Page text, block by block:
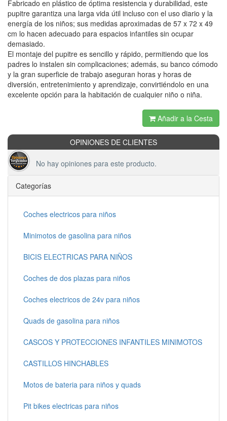
Fabricado en plástico de óptima resistencia y durabilidad, este
pupitre garantiza una larga vida útil incluso con el uso diario y la
energía de los niños; sus medidas aproximadas de 57 x 72 x 49
cm lo hacen adecuado para espacios infantiles sin ocupar
demasiado.
El montaje del pupitre es sencillo y rápido, permitiendo que los
padres lo instalen sin complicaciones; además, su banco cómodo
y la gran superficie de trabajo aseguran horas y horas de
diversión, entretenimiento y aprendizaje, convirtiéndolo en una
excelente opción para la habitación de cualquier niño o niña.
Añadir a la Cesta
OPINIONES DE CLIENTES
No hay opiniones para este producto.
Categorías
Coches electricos para niños
Minimotos de gasolina para niños
BICIS ELECTRICAS PARA NIÑOS
Coches de dos plazas para niños
Coches electricos de 24v para niños
Quads de gasolina para niños
CASCOS Y PROTECCIONES INFANTILES MINIMOTOS
CASTILLOS HINCHABLES
Motos de bateria para niños y quads
Pit bikes electricas para niños